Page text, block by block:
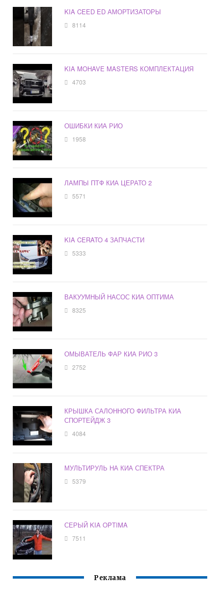
KIA CEED ED АМОРТИЗАТОРЫ
8114
KIA MOHAVE MASTERS КОМПЛЕКТАЦИЯ
4703
ОШИБКИ КИА РИО
1958
ЛАМПЫ ПТФ КИА ЦЕРАТО 2
5571
KIA CERATO 4 ЗАПЧАСТИ
5333
ВАКУУМНЫЙ НАСОС КИА ОПТИМА
8325
ОМЫВАТЕЛЬ ФАР КИА РИО 3
2752
КРЫШКА САЛОННОГО ФИЛЬТРА КИА
СПОРТЕЙДЖ 3
4084
МУЛЬТИРУЛЬ НА КИА СПЕКТРА
5379
СЕРЫЙ KIA OPTIMA
7511
Реклама